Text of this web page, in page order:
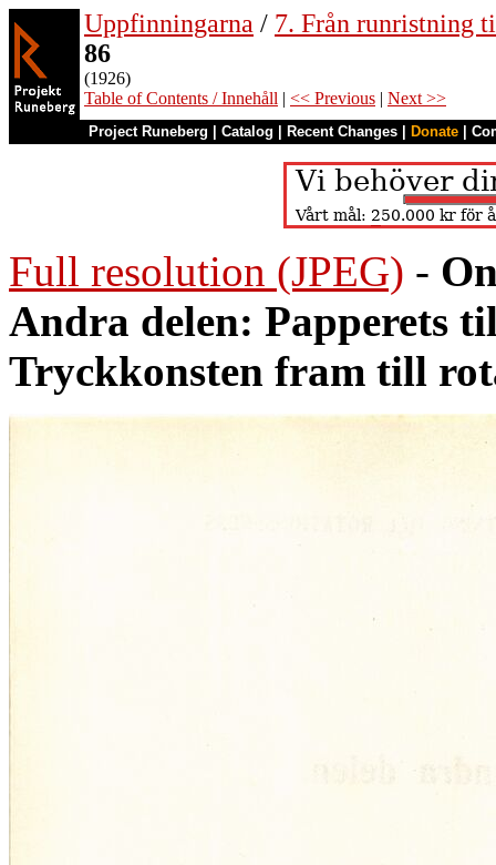
Uppfinningarna / 7. Från runristning
86
(1926)
Table of Contents / Innehåll | << Previous | Next >>
Project Runeberg Catalog Recent Changes Donate
Full resolution (JPEG) -
Andra delen: Papperets
Tryckkonsten fram till